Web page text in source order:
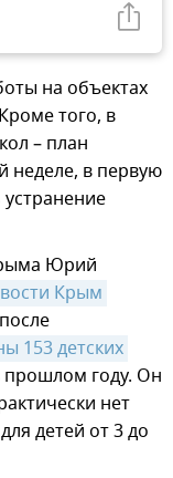
на объектах
того, в
– план
неделе, в первую
Юрий
Крым
153 детских
прошлом году. Он
нет
детей от 3 до